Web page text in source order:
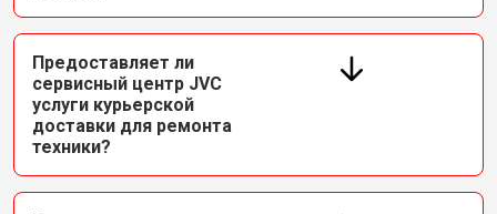
Предоставляет ли
сервисный центр JVC
услуги курьерской
доставки для ремонта
техники?